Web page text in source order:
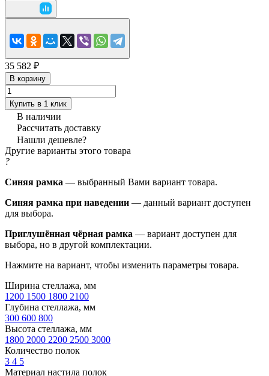
35 582 ₽
В корзину
Купить в 1 клик
В наличии
Рассчитать доставку
Нашли дешевле?
Другие варианты этого товара
?
Синяя рамка — выбранный Вами вариант товара.
Синяя рамка при наведении — данный вариант доступен
для выбора.
Приглушённая чёрная рамка — вариант доступен для
выбора, но в другой комплектации.
Нажмите на вариант, чтобы изменить параметры товара.
Ширина стеллажа, мм
1200 1500 1800 2100
Глубина стеллажа, мм
300 600 800
Высота стеллажа, мм
1800 2000 2200 2500 3000
Количество полок
3 4 5
Материал настила полок